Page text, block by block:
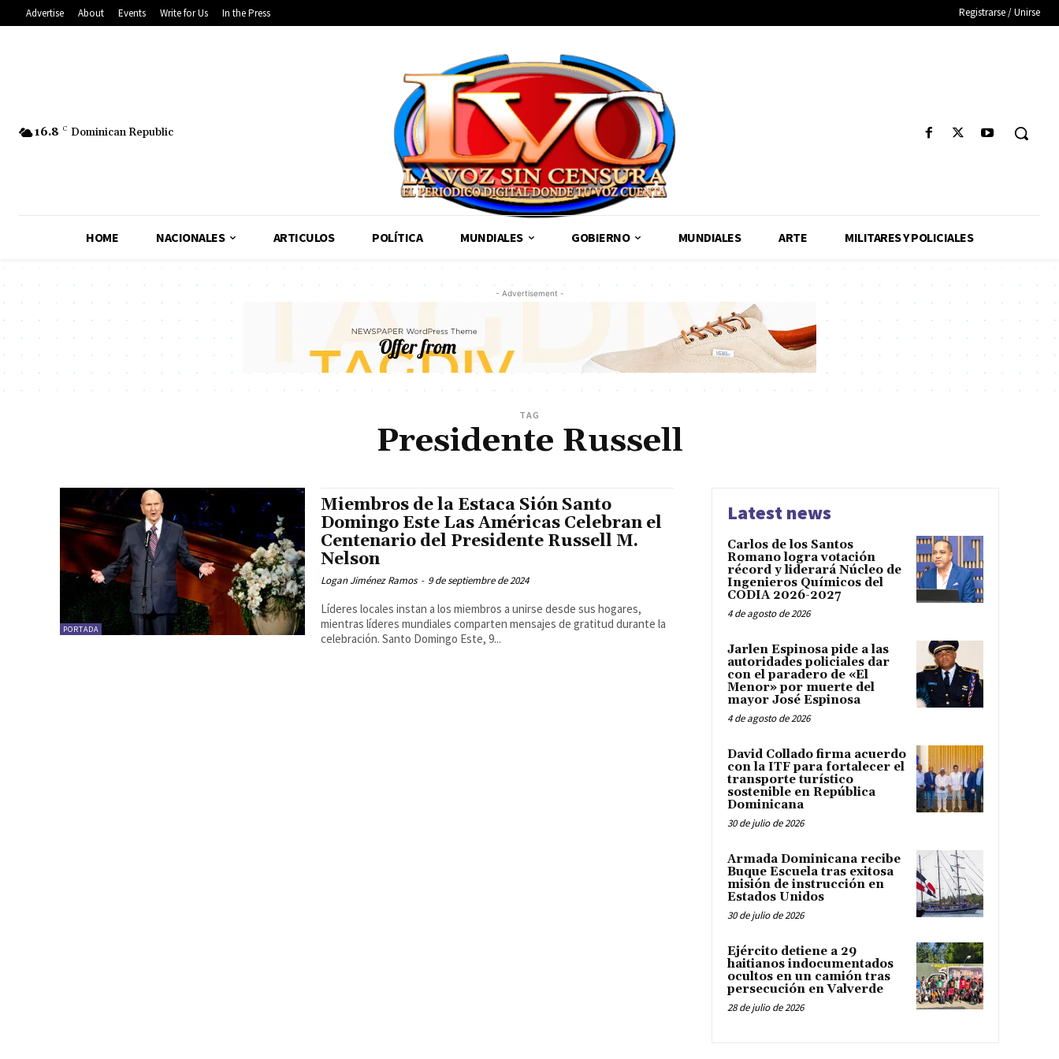
Advertise About Events Write for Us In the Press Registrarse / Unirse
16.8 C Dominican Republic
HOME NACIONALES ARTICULOS POLÍTICA MUNDIALES GOBIERNO MUNDIALES ARTE MILITARES Y POLICIALES
- Advertisement -
TAG
Presidente Russell
PORTADA
Miembros de la Estaca Sión Santo
Domingo Este Las Américas Celebran el
Centenario del Presidente Russell M.
Nelson
Logan Jiménez Ramos - 9 de septiembre de 2024
Líderes locales instan a los miembros a unirse desde sus hogares,
mientras líderes mundiales comparten mensajes de gratitud durante la
celebración. Santo Domingo Este, 9...
Latest news
Carlos de los Santos
Romano logra votación
récord y liderará Núcleo de
Ingenieros Químicos del
CODIA 2026-2027
4 de agosto de 2026
Jarlen Espinosa pide a las
autoridades policiales dar
con el paradero de «El
Menor» por muerte del
mayor José Espinosa
4 de agosto de 2026
David Collado firma acuerdo
con la ITF para fortalecer el
transporte turístico
sostenible en República
Dominicana
30 de julio de 2026
Armada Dominicana recibe
Buque Escuela tras exitosa
misión de instrucción en
Estados Unidos
30 de julio de 2026
Ejército detiene a 29
haitianos indocumentados
ocultos en un camión tras
persecución en Valverde
28 de julio de 2026